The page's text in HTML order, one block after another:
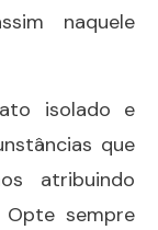
naquele
isolado e
que
atribuindo
sempre